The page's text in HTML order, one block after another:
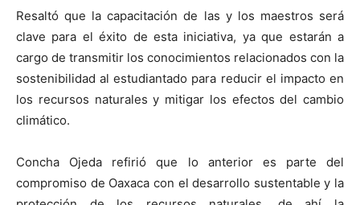
Resaltó que la capacitación de las y los maestros será
clave para el éxito de esta iniciativa, ya que estarán a
cargo de transmitir los conocimientos relacionados con la
sostenibilidad al estudiantado para reducir el impacto en
los recursos naturales y mitigar los efectos del cambio
climático.
Concha Ojeda refirió que lo anterior es parte del
compromiso de Oaxaca con el desarrollo sustentable y la